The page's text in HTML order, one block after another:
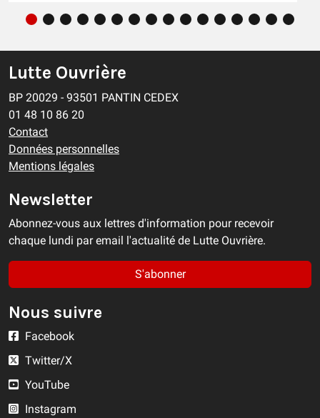
Lutte Ouvrière
BP 20029 - 93501 PANTIN CEDEX
01 48 10 86 20
Contact
Données personnelles
Mentions légales
Newsletter
Abonnez-vous aux lettres d'information pour recevoir
chaque lundi par email l'actualité de Lutte Ouvrière.
S'abonner
Nous suivre
Facebook
Twitter/X
YouTube
Instagram